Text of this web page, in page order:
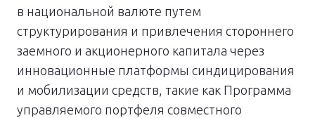
в национальной валюте путем
структурирования и привлечения стороннего
заемного и акционерного капитала через
инновационные платформы синдицирования
и мобилизации средств, такие как Программа
управляемого портфеля совместного